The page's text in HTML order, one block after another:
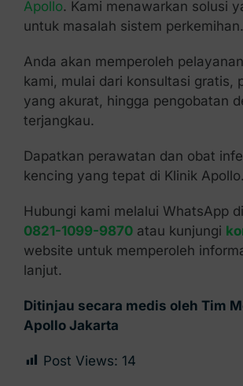
Apollo. Kami menawarkan solusi
untuk masalah sistem perkemihan.
Anda akan memperoleh
kami, mulai dari konsultasi gratis,
yang akurat, hingga pengobatan
terjangkau.
Dapatkan perawatan dan obat
kencing yang tepat di Klinik Apollo.
Hubungi kami melalui WhatsApp
0821-1099-9870atau kunjungi
website untuk memperoleh
lanjut.
Ditinjau secara medis oleh Tim
Apollo Jakarta
Post Views: 14